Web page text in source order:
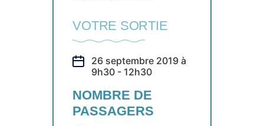
VOTRE SORTIE
26 septembre 2019 à
9h30 - 12h30
NOMBRE DE
PASSAGERS